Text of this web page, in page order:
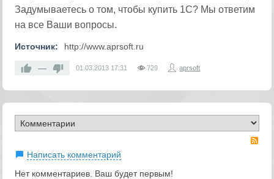
Задумываетесь о том, чтобы купить 1С? Мы ответим
на все Ваши вопросы.
Источник: http://www.aprsoft.ru
— 01.03.2013 17:31 729 aprsoft
Написать комментарий
Нет комментариев. Ваш будет первым!